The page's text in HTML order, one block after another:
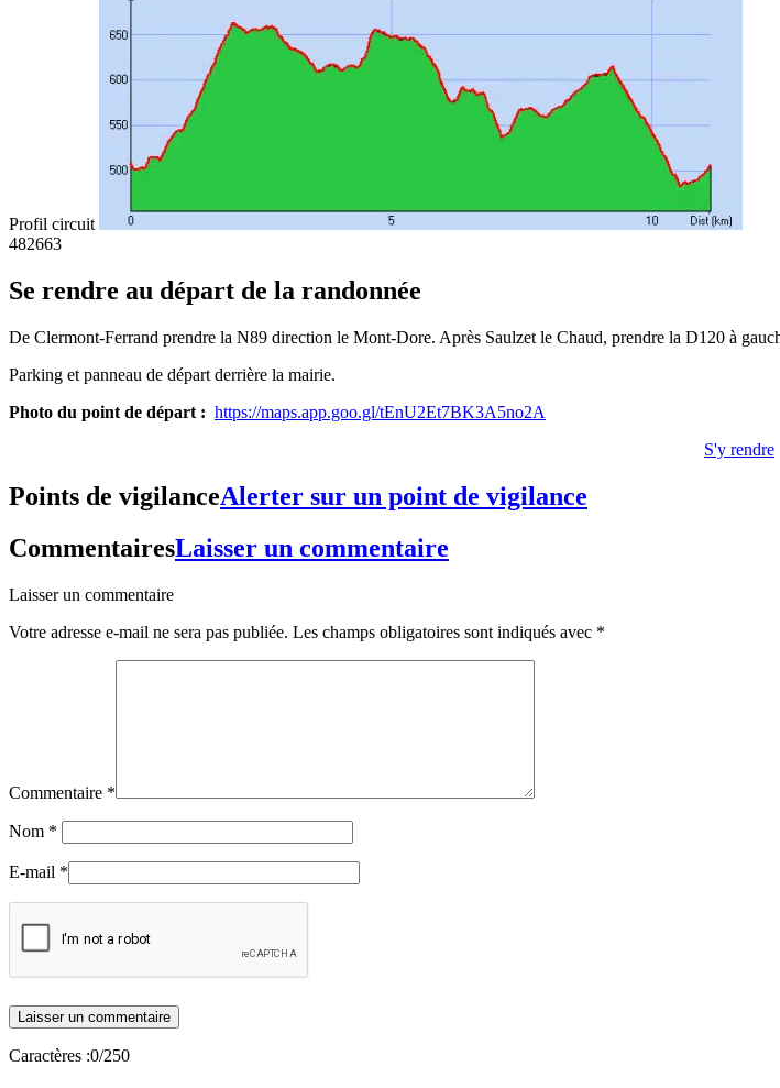
Profil circuit
482663
Se rendre au départ de la randonnée
De Clermont-Ferrand prendre la N89 direction le Mont-Dore. Après Saulzet le Chaud, prendre la D120 à
Parking et panneau de départ derrière la mairie.
Photo du point de départ : https://maps.app.goo.gl/tEnU2Et7BK3A5no2A
S'y rendre
Points de vigilanceAlerter sur un point de vigilance
CommentairesLaisser un commentaire
Laisser un commentaire
Votre adresse e-mail ne sera pas publiée. Les champs obligatoires sont indiqués avec *
Commentaire *
Nom *
E-mail *
Caractères :0/250